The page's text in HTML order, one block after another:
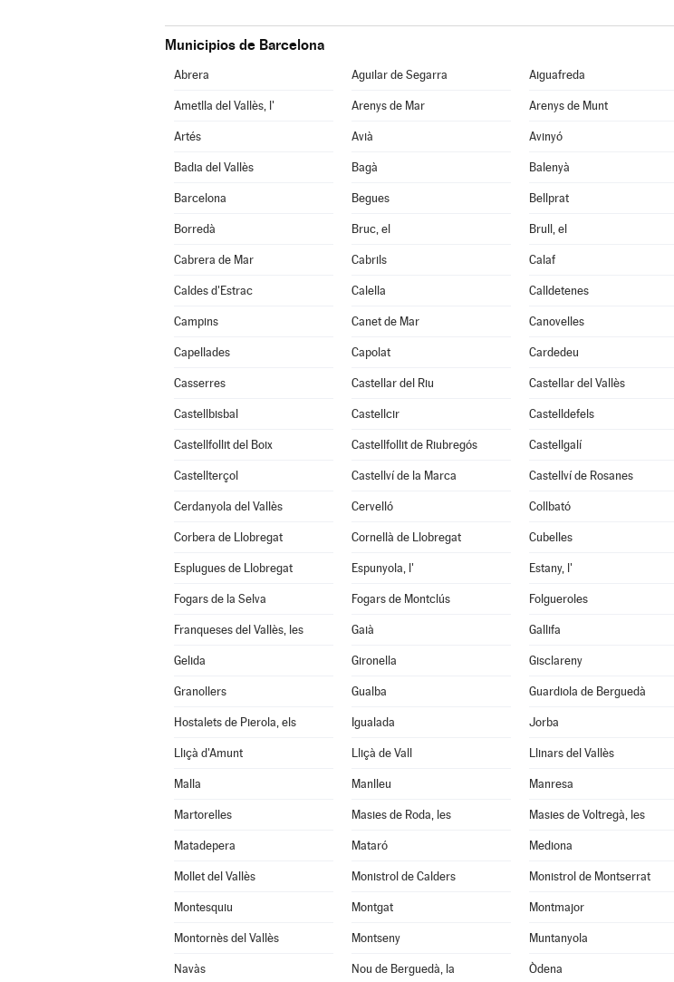
Municipios de Barcelona
Abrera Aguilar de Segarra Aiguafreda
Ametlla del Vallès, l' Arenys de Mar Arenys de Munt
Artés Avià Avinyó
Badia del Vallès Bagà Balenyà
Barcelona Begues Bellprat
Borredà Bruc, el Brull, el
Cabrera de Mar Cabrils Calaf
Caldes d'Estrac Calella Calldetenes
Campins Canet de Mar Canovelles
Capellades Capolat Cardedeu
Casserres Castellar del Riu Castellar del Vallès
Castellbisbal Castellcir Castelldefels
Castellfollit del Boix Castellfollit de Riubregós Castellgalí
Castellterçol Castellví de la Marca Castellví de Rosanes
Cerdanyola del Vallès Cervelló Collbató
Corbera de Llobregat Cornellà de Llobregat Cubelles
Esplugues de Llobregat Espunyola, l' Estany, l'
Fogars de la Selva Fogars de Montclús Folgueroles
Franqueses del Vallès, les Gaià Gallifa
Gelida Gironella Gisclareny
Granollers Gualba Guardiola de Berguedà
Hostalets de Pierola, els Igualada Jorba
Lliçà d'Amunt Lliçà de Vall Llinars del Vallès
Malla Manlleu Manresa
Martorelles Masies de Roda, les Masies de Voltregà, les
Matadepera Mataró Mediona
Mollet del Vallès Monistrol de Calders Monistrol de Montserrat
Montesquiu Montgat Montmajor
Montornès del Vallès Montseny Muntanyola
Navàs Nou de Berguedà, la Òdena